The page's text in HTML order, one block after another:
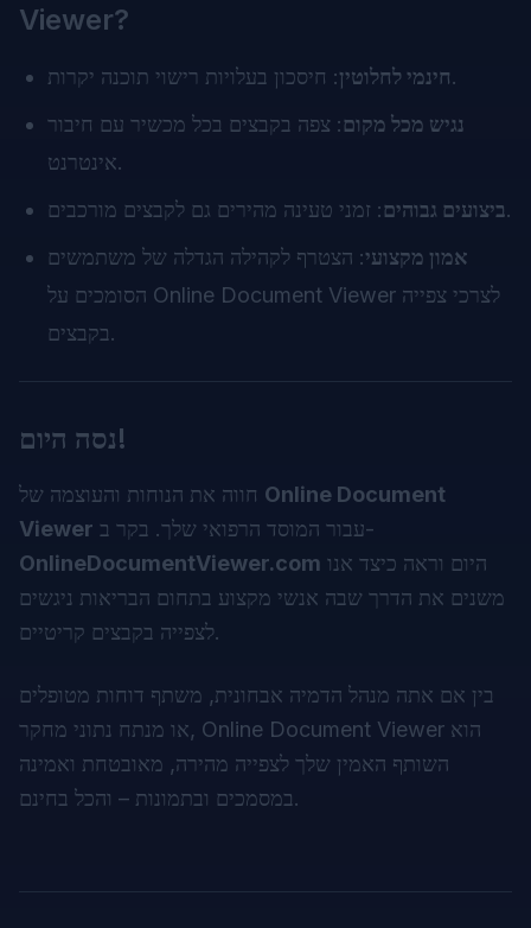
Viewer?
חינמי לחלוטין: חיסכון בעלויות רישוי תוכנה יקרות.
נגיש מכל מקום: צפה בקבצים בכל מכשיר עם חיבור
אינטרנט.
ביצועים גבוהים: זמני טעינה מהירים גם לקבצים מורכבים.
אמון מקצועי: הצטרף לקהילה הגדלה של משתמשים
הסומכים על Online Document Viewer לצרכי צפייה
בקבצים.
נסה היום!
Online Document
Viewer
עבור המוסד הרפואי שלך. בקר ב-
OnlineDocumentViewer.com
משנים את הדרך שבה אנשי מקצוע בתחום הבריאות ניגשים
לצפייה בקבצים קריטיים.
בין אם אתה מנהל הדמיה אבחונית, משתף דוחות מטופלים
או מנתח נתוני מחקר, Online Document Viewer הוא
השותף האמין שלך לצפייה מהירה, מאובטחת ואמינה
במסמכים ובתמונות – והכל בחינם.